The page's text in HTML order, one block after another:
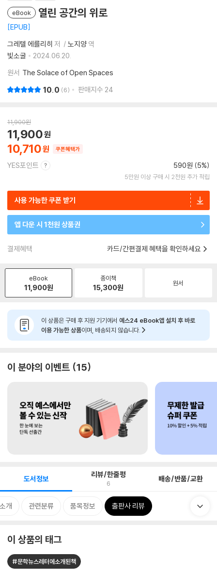
eBook 열린 공간의 위로
EPUB
그레텔 에를리히 저 노지양 역
빛소굴
2024.06.20.
원서 The Solace of Open Spaces
10.0 6 판매지수 24
11,900원
10,710
11,900
쿠폰혜택가
YES포인트 590원 (5%)
5만원 이상 구매 시 2천원 추가 적립
사용 가능한 쿠폰 받기
앱 다운 시 1천원 상품권
결제혜택 카드/간편결제 혜택을 확인하세요
eBook
11,900원
종이책
15,300원 원서
이 상품은 구매 후 지원 기기에서 예스24 eBook앱 설치 후 바로
이용 가능한 상품이며, 배송되지 않습니다.
이 분야의 이벤트 15
도서정보 리뷰/한줄평
6 배송/반품/교환
개 관련분류 품목정보 출판사 리뷰
이 상품의 태그
#문학뉴스레터에소개된책